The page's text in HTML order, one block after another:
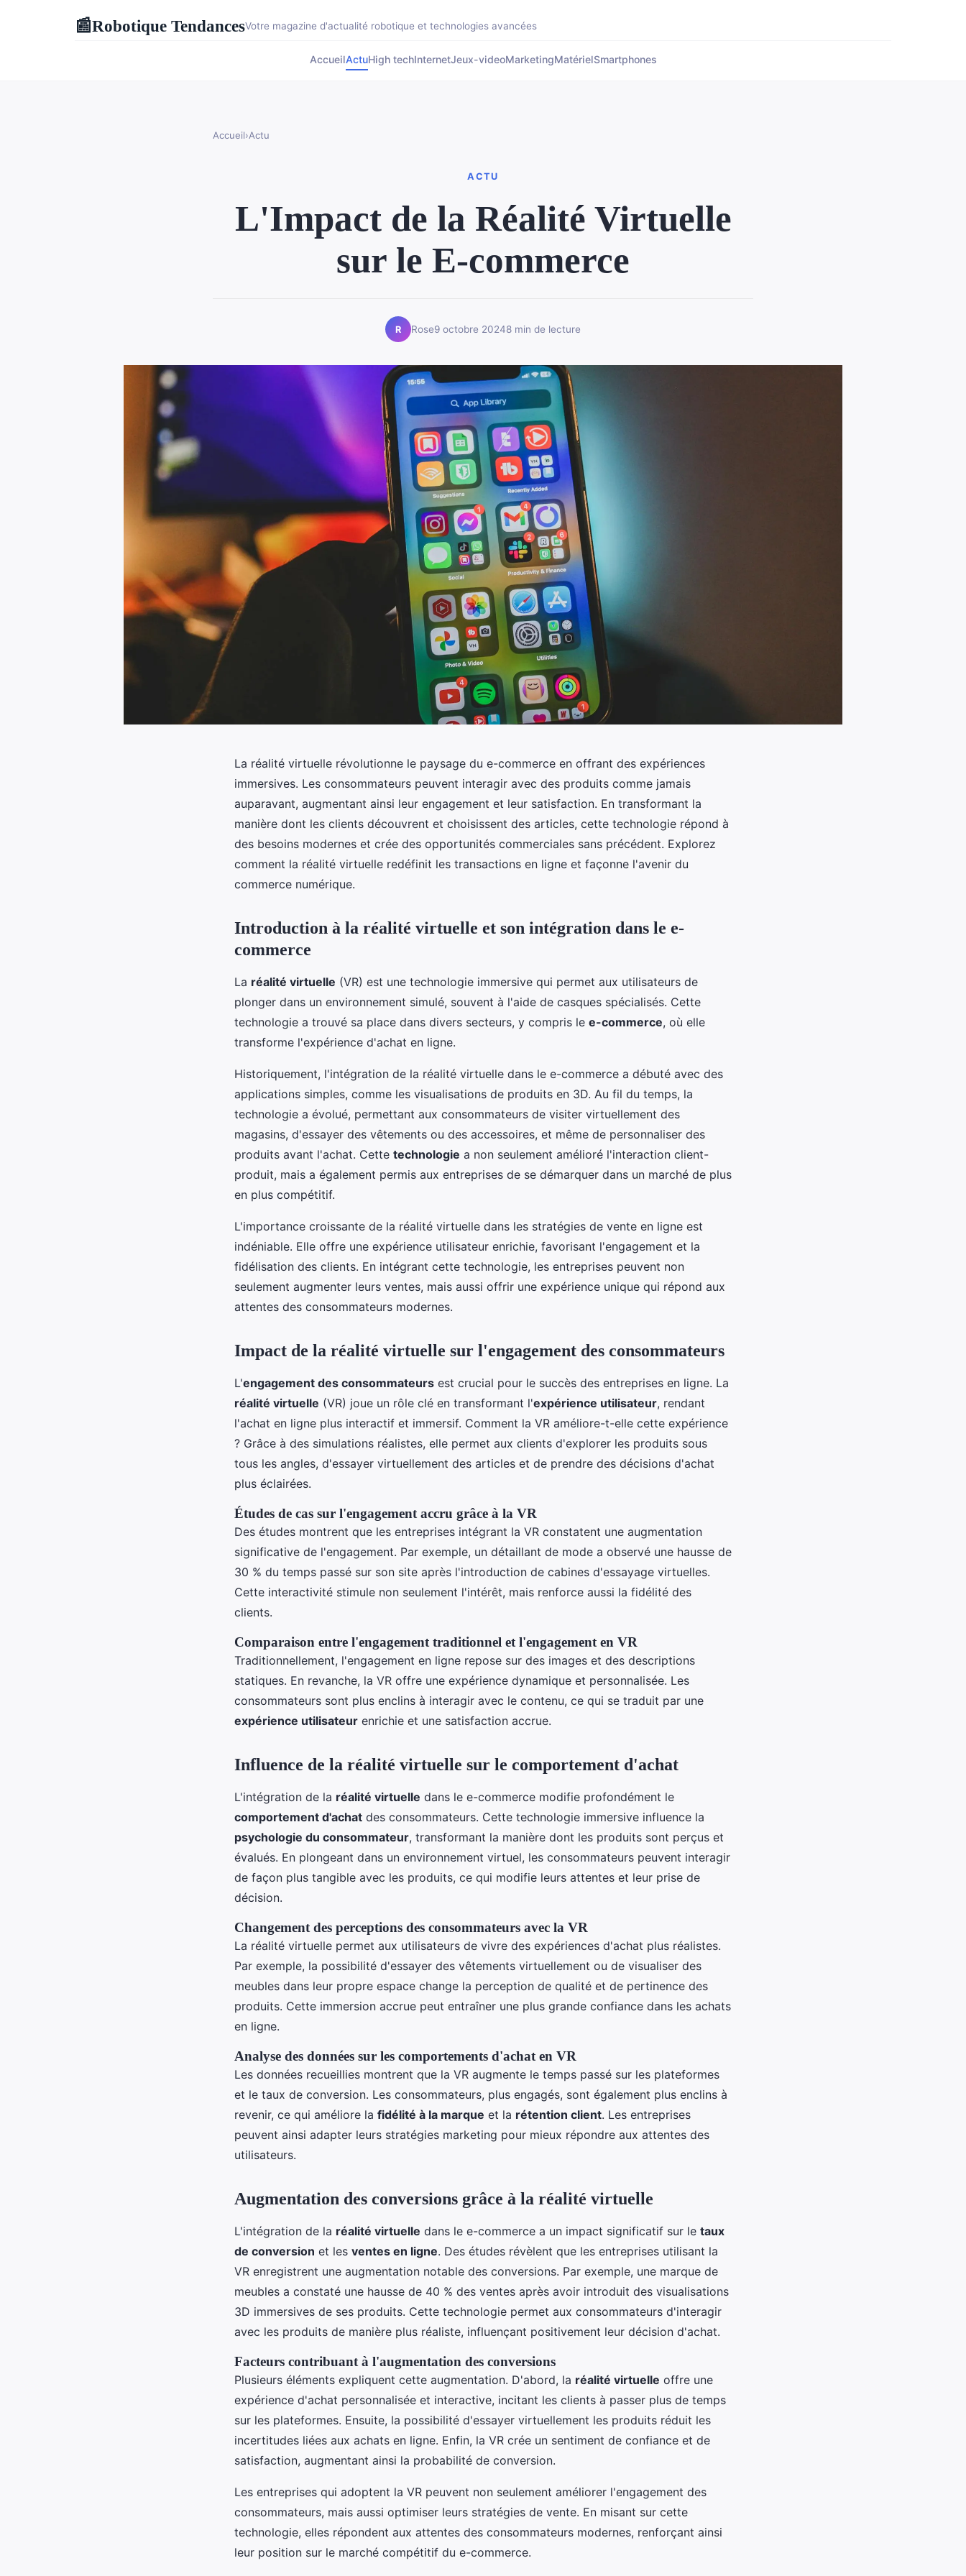
📰Robotique TendancesVotre magazine d'actualité robotique et technologies avancées
AccueilActuHigh techInternetJeux-videoMarketingMatérielSmartphones
Accueil›Actu
ACTU
L'Impact de la Réalité Virtuelle
sur le E-commerce
R Rose9 octobre 20248 min de lecture
La réalité virtuelle révolutionne le paysage du e-commerce en offrant des expériences
immersives. Les consommateurs peuvent interagir avec des produits comme jamais
auparavant, augmentant ainsi leur engagement et leur satisfaction. En transformant la
manière dont les clients découvrent et choisissent des articles, cette technologie répond à
des besoins modernes et crée des opportunités commerciales sans précédent. Explorez
comment la réalité virtuelle redéfinit les transactions en ligne et façonne l'avenir du
commerce numérique.
Introduction à la réalité virtuelle et son intégration dans le e-
commerce
La réalité virtuelle (VR) est une technologie immersive qui permet aux utilisateurs de
plonger dans un environnement simulé, souvent à l'aide de casques spécialisés. Cette
technologie a trouvé sa place dans divers secteurs, y compris le e-commerce, où elle
transforme l'expérience d'achat en ligne.
Historiquement, l'intégration de la réalité virtuelle dans le e-commerce a débuté avec des
applications simples, comme les visualisations de produits en 3D. Au fil du temps, la
technologie a évolué, permettant aux consommateurs de visiter virtuellement des
magasins, d'essayer des vêtements ou des accessoires, et même de personnaliser des
produits avant l'achat. Cette technologie a non seulement amélioré l'interaction client-
produit, mais a également permis aux entreprises de se démarquer dans un marché de plus
en plus compétitif.
L'importance croissante de la réalité virtuelle dans les stratégies de vente en ligne est
indéniable. Elle offre une expérience utilisateur enrichie, favorisant l'engagement et la
fidélisation des clients. En intégrant cette technologie, les entreprises peuvent non
seulement augmenter leurs ventes, mais aussi offrir une expérience unique qui répond aux
attentes des consommateurs modernes.
Impact de la réalité virtuelle sur l'engagement des consommateurs
L'engagement des consommateurs est crucial pour le succès des entreprises en ligne. La
réalité virtuelle (VR) joue un rôle clé en transformant l'expérience utilisateur, rendant
l'achat en ligne plus interactif et immersif. Comment la VR améliore-t-elle cette expérience
? Grâce à des simulations réalistes, elle permet aux clients d'explorer les produits sous
tous les angles, d'essayer virtuellement des articles et de prendre des décisions d'achat
plus éclairées.
Études de cas sur l'engagement accru grâce à la VR
Des études montrent que les entreprises intégrant la VR constatent une augmentation
significative de l'engagement. Par exemple, un détaillant de mode a observé une hausse de
30 % du temps passé sur son site après l'introduction de cabines d'essayage virtuelles.
Cette interactivité stimule non seulement l'intérêt, mais renforce aussi la fidélité des
clients.
Comparaison entre l'engagement traditionnel et l'engagement en VR
Traditionnellement, l'engagement en ligne repose sur des images et des descriptions
statiques. En revanche, la VR offre une expérience dynamique et personnalisée. Les
consommateurs sont plus enclins à interagir avec le contenu, ce qui se traduit par une
expérience utilisateur enrichie et une satisfaction accrue.
Influence de la réalité virtuelle sur le comportement d'achat
L'intégration de la réalité virtuelle dans le e-commerce modifie profondément le
comportement d'achat des consommateurs. Cette technologie immersive influence la
psychologie du consommateur, transformant la manière dont les produits sont perçus et
évalués. En plongeant dans un environnement virtuel, les consommateurs peuvent interagir
de façon plus tangible avec les produits, ce qui modifie leurs attentes et leur prise de
décision.
Changement des perceptions des consommateurs avec la VR
La réalité virtuelle permet aux utilisateurs de vivre des expériences d'achat plus réalistes.
Par exemple, la possibilité d'essayer des vêtements virtuellement ou de visualiser des
meubles dans leur propre espace change la perception de qualité et de pertinence des
produits. Cette immersion accrue peut entraîner une plus grande confiance dans les achats
en ligne.
Analyse des données sur les comportements d'achat en VR
Les données recueillies montrent que la VR augmente le temps passé sur les plateformes
et le taux de conversion. Les consommateurs, plus engagés, sont également plus enclins à
revenir, ce qui améliore la fidélité à la marque et la rétention client. Les entreprises
peuvent ainsi adapter leurs stratégies marketing pour mieux répondre aux attentes des
utilisateurs.
Augmentation des conversions grâce à la réalité virtuelle
L'intégration de la réalité virtuelle dans le e-commerce a un impact significatif sur le taux
de conversion et les ventes en ligne. Des études révèlent que les entreprises utilisant la
VR enregistrent une augmentation notable des conversions. Par exemple, une marque de
meubles a constaté une hausse de 40 % des ventes après avoir introduit des visualisations
3D immersives de ses produits. Cette technologie permet aux consommateurs d'interagir
avec les produits de manière plus réaliste, influençant positivement leur décision d'achat.
Facteurs contribuant à l'augmentation des conversions
Plusieurs éléments expliquent cette augmentation. D'abord, la réalité virtuelle offre une
expérience d'achat personnalisée et interactive, incitant les clients à passer plus de temps
sur les plateformes. Ensuite, la possibilité d'essayer virtuellement les produits réduit les
incertitudes liées aux achats en ligne. Enfin, la VR crée un sentiment de confiance et de
satisfaction, augmentant ainsi la probabilité de conversion.
Les entreprises qui adoptent la VR peuvent non seulement améliorer l'engagement des
consommateurs, mais aussi optimiser leurs stratégies de vente. En misant sur cette
technologie, elles répondent aux attentes des consommateurs modernes, renforçant ainsi
leur position sur le marché compétitif du e-commerce.